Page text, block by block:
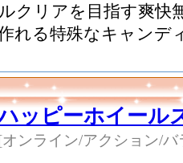
クリアを目指す爽快
れる特殊なキャンデ
ッピーホイール
ンライン/アクション/